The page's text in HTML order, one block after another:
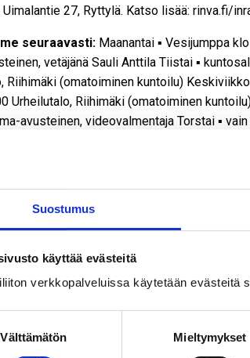
Suostumus
käyttää evästeitä
verkkopalveluissa käytetään evästeitä
Välttämätön Mieltymykset
27, Ryttylä. Katso lisää: rinva.fi/
seuraavasti: Maanantai ▪ Vesijumppa
vetäjänä Sauli Anttila Tiistai ▪
Riihimäki (omatoiminen kuntoilu)
Urheilutalo, Riihimäki (omatoiminen
avusteinen, videovalmentaja Torstai ▪
(omatoiminen kuntoilu) Perjantai ▪
(omatoiminen kuntoilu) ▪ sulkapallo
Lauantai ▪ kuntosali ja voimailusali klo
kuntoilu) Sunnuntai ▪ boccia klo 9 - 12
klo 16 - 19 Herajoen koulu,